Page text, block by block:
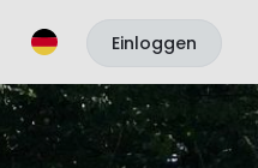
Einloggen